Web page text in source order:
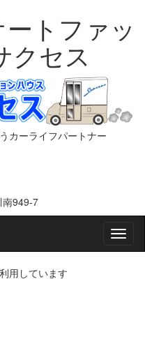
トファッ
クセス
カーライフパートナー
949-7
Nav
用しています